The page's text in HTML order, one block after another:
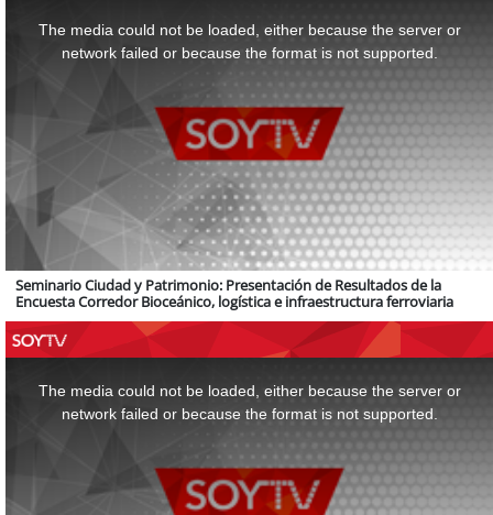
The media could not be loaded, either because the server or
network failed or because the format is not supported.
Seminario Ciudad y Patrimonio: Presentación de Resultados de la
Encuesta Corredor Bioceánico, logística e infraestructura ferroviaria
The media could not be loaded, either because the server or
network failed or because the format is not supported.